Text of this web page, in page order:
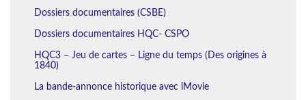
Dossiers documentaires (CSBE)
Dossiers documentaires HQC- CSPO
HQC3 – Jeu de cartes – Ligne du temps (Des origines à
1840)
La bande-annonce historique avec iMovie